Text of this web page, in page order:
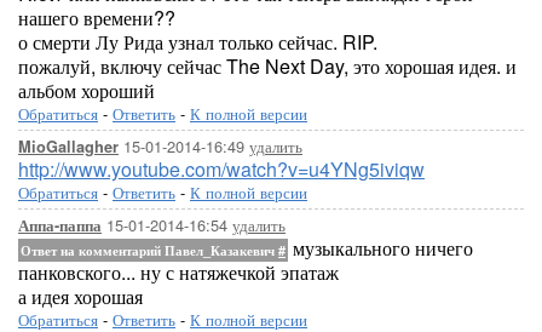
нашего времени??
о смерти Лу Рида узнал только сейчас. RIP.
пожалуй, включу сейчас The Next Day, это хорошая идея. и
альбом хороший
Обратиться - Ответить - К полной версии
MioGallagher 15-01-2014-16:49 удалить
http://www.youtube.com/watch?v=u4YNg5iviqw
Обратиться - Ответить - К полной версии
Аппа-паппа 15-01-2014-16:54 удалить
Ответ на комментарий Павел_Казакевич # музыкального ничего
панковского... ну с натяжечкой эпатаж
а идея хорошая
Обратиться - Ответить - К полной версии